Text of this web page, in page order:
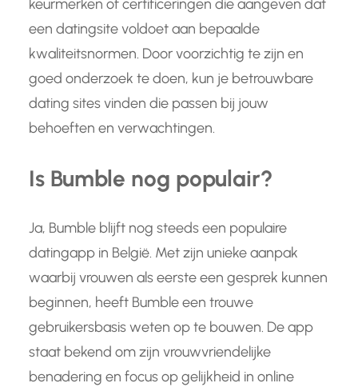
keurmerken of certificeringen die aangeven dat
een datingsite voldoet aan bepaalde
kwaliteitsnormen. Door voorzichtig te zijn en
goed onderzoek te doen, kun je betrouwbare
dating sites vinden die passen bij jouw
behoeften en verwachtingen.
Is Bumble nog populair?
Ja, Bumble blijft nog steeds een populaire
datingapp in België. Met zijn unieke aanpak
waarbij vrouwen als eerste een gesprek kunnen
beginnen, heeft Bumble een trouwe
gebruikersbasis weten op te bouwen. De app
staat bekend om zijn vrouwvriendelijke
benadering en focus op gelijkheid in online